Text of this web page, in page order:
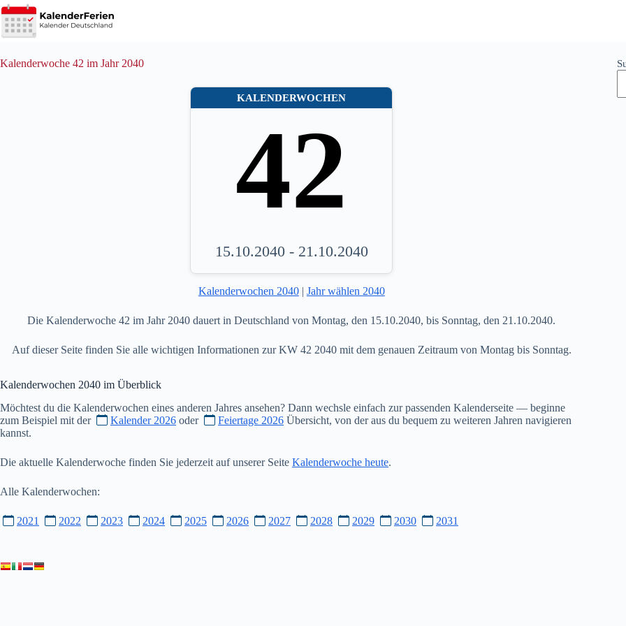
Zum
Inhalt
springen
Kalenderwoche 42 im Jahr 2040
KALENDERWOCHEN
42
15.10.2040 - 21.10.2040
Kalenderwochen 2040| Jahr wählen 2040
Die Kalenderwoche 42 im Jahr 2040 dauert in Deutschland von Montag, den 15.10.2040, bis Sonntag, den 21.10.2040.
Auf dieser Seite finden Sie alle wichtigen Informationen zur KW 42 2040 mit dem genauen Zeitraum von Montag bis Sonntag.
Kalenderwochen 2040 im Überblick
Möchtest du die Kalenderwochen eines anderen Jahres ansehen? Dann wechsle einfach zur passenden Kalenderseite — beginne
zum Beispiel mit der
Kalender 2026 oder Feiertage 2026 Übersicht, von der aus du bequem zu weiteren Jahren navigieren
kannst.
Die aktuelle Kalenderwoche finden Sie jederzeit auf unserer Seite Kalenderwoche heute.
Alle Kalenderwochen:
2021 2022 2023 2024 2025 2026 2027 2028 2029 2030 2031